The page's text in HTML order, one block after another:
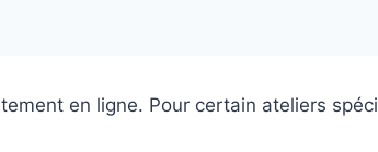
en ligne. Pour certain ateliers